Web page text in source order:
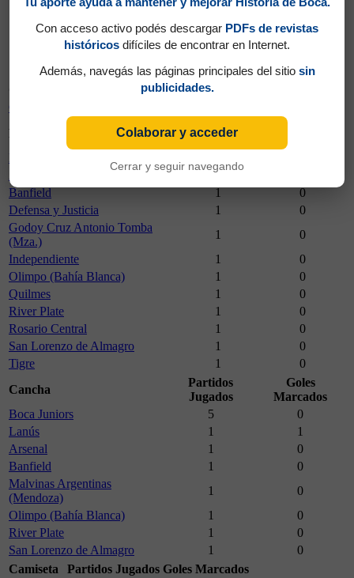
14/09/2014
Partidos Jugados Goles Marcados
Campeonato 2014
Rival
Partidos
Jugados
1
Banfield
1
0
Defensa y Justicia
1
0
Godoy Cruz Antonio Tomba
(Mza.)
1
0
Independiente
1
0
Olimpo (Bahía Blanca)
1
0
Quilmes
1
0
River Plate
1
0
Rosario Central
1
0
San Lorenzo de Almagro
1
0
Tigre
1
0
Cancha
Partidos
Jugados
Goles
Marcados
Boca Juniors
5
0
Lanús
1
1
Arsenal
1
0
Banfield
1
0
Malvinas Argentinas
(Mendoza)
1
0
Olimpo (Bahía Blanca)
1
0
River Plate
1
0
San Lorenzo de Almagro
1
0
Camiseta
Partidos Jugados Goles Marcados
Con acceso activo podés descargar PDFs de revistas
históricos difíciles de encontrar en Internet.
Además, navegás las páginas principales del sitio sin
publicidades.
Colaborar y acceder
Cerrar y seguir navegando